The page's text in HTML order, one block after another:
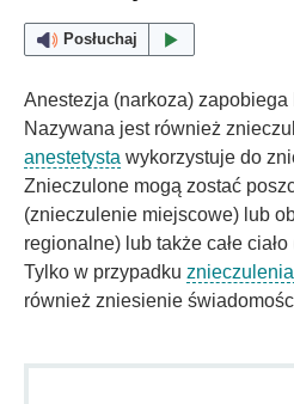
Posłuchaj
Anestezja (narkoza)
Nazywana jest również
anestetysta wykorzystuje do
Znieczulone mogą zostać
(znieczulenie miejscowe) lub
regionalne) lub także całe
Tylko w przypadku
również zniesienie